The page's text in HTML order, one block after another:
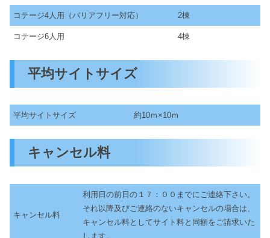
コテージ4人用（バリアフリー対応） 2棟
コテージ6人用 4棟
平均サイトサイズ
平均サイトサイズ 約10ｍ×10ｍ
キャンセル料
キャンセル料
利用日の前日の１７：００までにご連絡下さい。
それ以降及びご連絡のないキャンセルの場合は、
キャンセル料としてサイト料と同額をご請求いた
します。